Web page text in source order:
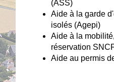
(ASS)
Aide à la garde
isolés (Agepi)
Aide à la
réservation
Aide au permis